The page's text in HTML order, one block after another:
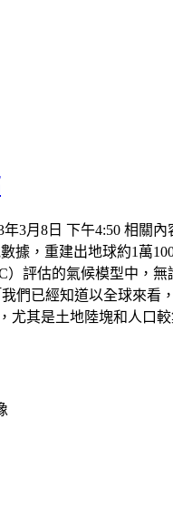
3月8日 下午4:50 相關
據，重建出地球約1萬
評估的氣候模型中，
們已經知道以全球來
尤其是土地陸塊和人